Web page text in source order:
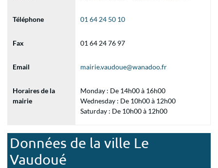
Téléphone 01 64 24 50 10
Fax 01 64 24 76 97
Email mairie.vaudoue@wanadoo.fr
Horaires de la
mairie
Monday : De 14h00 à 16h00
Wednesday : De 10h00 à 12h00
Saturday : De 10h00 à 12h00
Données de la ville Le
Vaudoué